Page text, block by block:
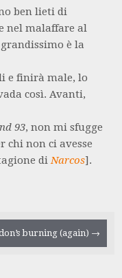
ben lieti di
nel malaffare al
è la
e finirà male, lo
così. Avanti,
93, non mi sfugge
chi non ci avesse
diNarcos].
burning (again) →